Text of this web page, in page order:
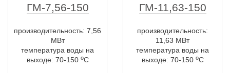
ГМ-7,56-150
производительность: 7,56
МВт
температура воды на
выходе: 70-150 оС
ГМ-11,63-150
производительность:
11,63 МВт
температура воды на
выходе: 70-150 оС